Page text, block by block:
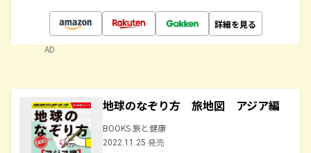
詳細を見る
AD
地球のなぞり方 旅地図 アジア編
BOOKS 旅と健康
2022.11.25 発売